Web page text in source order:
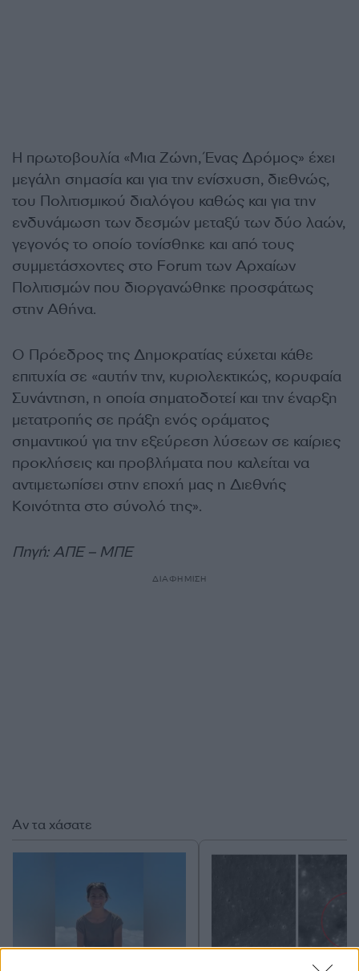
Η πρωτοβουλία «Μια Ζώνη, Ένας Δρόμος» έχει
μεγάλη σημασία και για την ενίσχυση, διεθνώς,
του Πολιτισμικού διαλόγου καθώς και για την
ενδυνάμωση των δεσμών μεταξύ των δύο λαών,
γεγονός το οποίο τονίσθηκε και από τους
συμμετάσχοντες στο Forum των Αρχαίων
Πολιτισμών που διοργανώθηκε προσφάτως
στην Αθήνα.
Ο Πρόεδρος της Δημοκρατίας εύχεται κάθε
επιτυχία σε «αυτήν την, κυριολεκτικώς, κορυφαία
Συνάντηση, η οποία σηματοδοτεί και την έναρξη
μετατροπής σε πράξη ενός οράματος
σημαντικού για την εξεύρεση λύσεων σε καίριες
προκλήσεις και προβλήματα που καλείται να
αντιμετωπίσει στην εποχή μας η Διεθνής
Κοινότητα στο σύνολό της».
Πηγή: ΑΠΕ – ΜΠΕ
ΔΙΑΦΗΜΙΣΗ
Αν τα χάσατε